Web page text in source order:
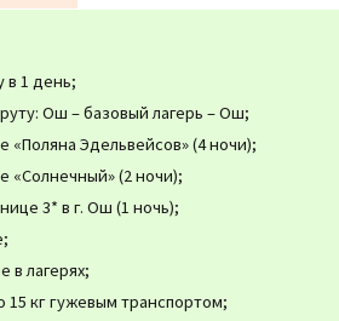
в 1 день;
Ош – базовый лагерь – Ош;
«Поляна Эдельвейсов» (4 ночи);
«Солнечный» (2 ночи);
3* в г. Ош (1 ночь);
в лагерях;
кг гужевым транспортом;